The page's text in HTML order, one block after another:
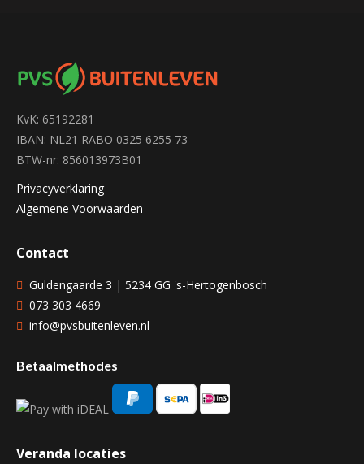
KvK: 65192281
IBAN: NL21 RABO 0325 6255 73
BTW-nr: 856013973B01
Privacyverklaring
Algemene Voorwaarden
Contact
Guldengaarde 3 | 5234 GG 's-Hertogenbosch
073 303 4669
info@pvsbuitenleven.nl
Betaalmethodes
Veranda locaties